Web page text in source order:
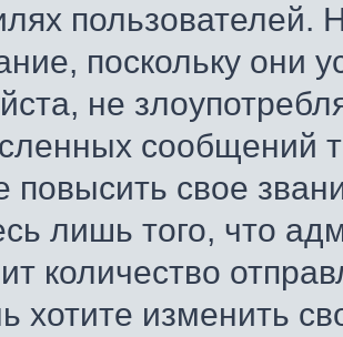
поскольку они
не
сообщений
повысить свое
лишь того, что
количество
хотите изменить